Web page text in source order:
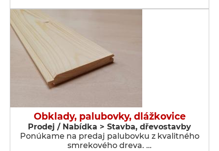
Obklady, palubovky, dlážkovice
Prodej / Nabídka > Stavba, dřevostavby
Ponúkame na predaj palubovku z kvalitného
smrekového dreva. …